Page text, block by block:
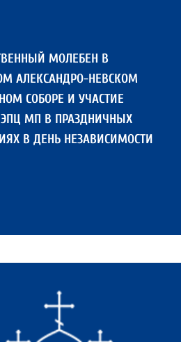
МОЛЕБЕН В
АЛЕКСАНДРО-НЕВСКОМ
СОБОРЕ И УЧАСТИЕ
МП В ПРАЗДНИЧНЫХ
В ДЕНЬ НЕЗАВИСИМОСТИ